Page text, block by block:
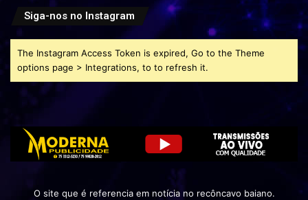
Siga-nos no Instagram
The Instagram Access Token is expired, Go to the Theme
options page > Integrations, to to refresh it.
O site que é referencia em notícia no recôncavo baiano.